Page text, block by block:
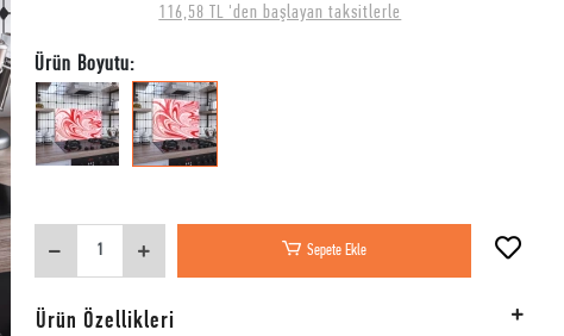
116,58 TL 'den başlayan taksitlerle
Ürün Boyutu:
Sepete Ekle
Ürün Özellikleri